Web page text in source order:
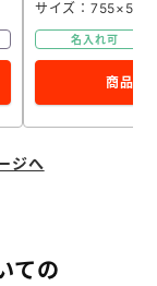
サイズ：
名入れ可
商品詳
ジへ
ての